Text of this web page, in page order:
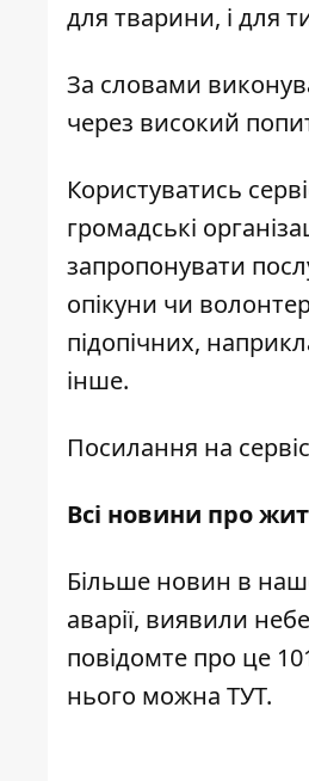
для тварини, і для
За словами
через високий
Користуватись
громадські
запропонувати
опікуни чи
підопічних,
інше.
Посилання на
Всі новини про
Більше новин в
аварії, виявили
повідомте про це
нього можна ТУТ.